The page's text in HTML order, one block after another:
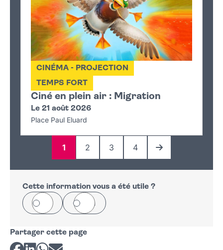
Ciné en plein air : Migration
CINÉMA - PROJECTION
TEMPS FORT
Le 21 août 2026
Place Paul Eluard
Page
1
Page
2
Page
3
Page
4
Page suivante
Cette information vous a été utile ?
Oui Non
Partager cette page
Partager sur Facebook
Partager sur LinkedIn
Partager sur Whatsapp
Partager par courriel